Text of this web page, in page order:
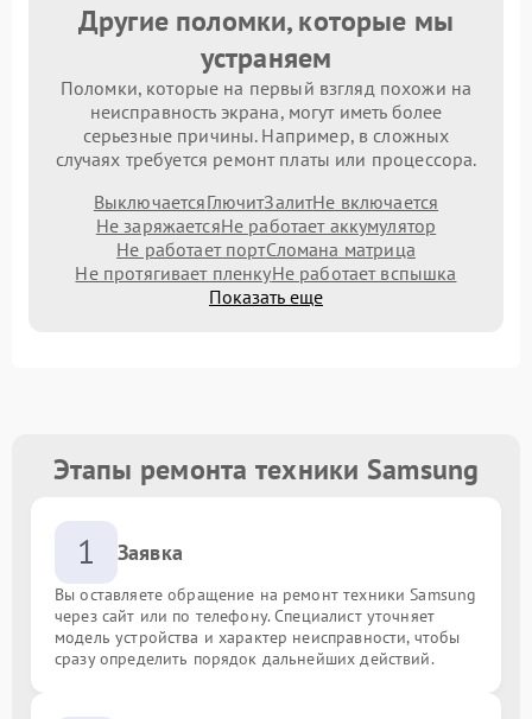
Другие поломки, которые мы
устраняем
Поломки, которые на первый взгляд похожи на
неисправность экрана, могут иметь более
серьезные причины. Например, в сложных
случаях требуется ремонт платы или процессора.
ВыключаетсяГлючитЗалитНе включается
Не заряжаетсяНе работает аккумулятор
Не работает портСломана матрица
Не протягивает пленкуНе работает вспышка
Показать еще
Этапы ремонта техники Samsung
1 Заявка
Вы оставляете обращение на ремонт техники Samsung
через сайт или по телефону. Специалист уточняет
модель устройства и характер неисправности, чтобы
сразу определить порядок дальнейших действий.